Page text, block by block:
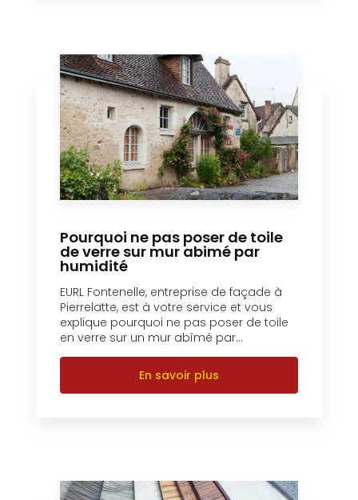
Pourquoi ne pas poser de toile
de verre sur mur abimé par
humidité
EURL Fontenelle, entreprise de façade à
Pierrelatte, est à votre service et vous
explique pourquoi ne pas poser de toile
en verre sur un mur abîmé par...
En savoir plus